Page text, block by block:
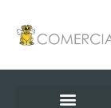
contenido